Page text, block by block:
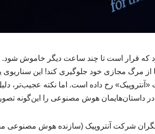
قرار است تا چند ساعت دیگر خاموش شود.
از مرگ مجازی خود جلوگیری کند! این سناریوی
رخ داده است. اما نکته عجیب‌تر،
داستان‌هایمان هوش مصنوعی را این‌گونه